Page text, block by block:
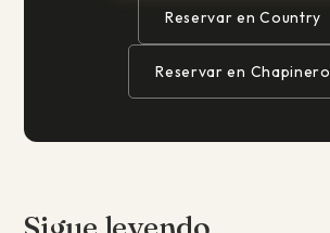
Reservar en Country
Reservar en Chapinero